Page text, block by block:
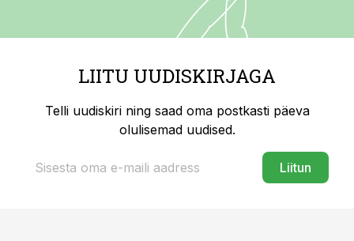
LIITU UUDISKIRJAGA
Telli uudiskiri ning saad oma postkasti päeva
olulisemad uudised.
Liitun